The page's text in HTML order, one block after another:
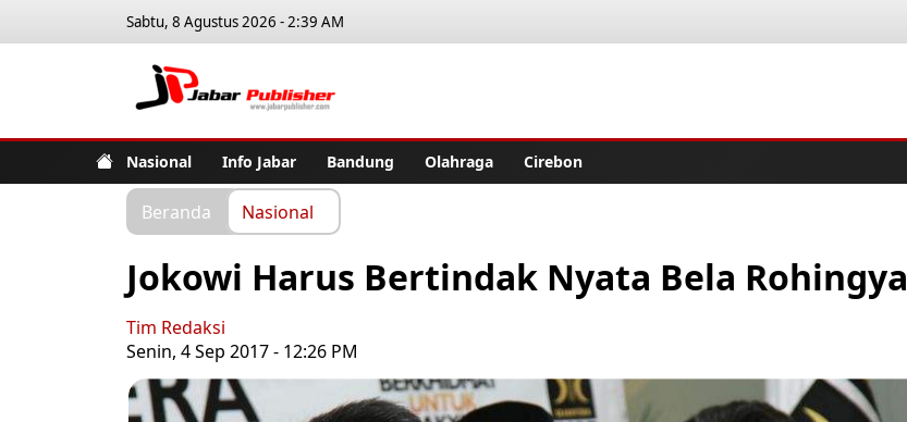
Sabtu, 8 Agustus 2026 - 2:39 AM
Nasional Info Jabar Bandung Olahraga Cirebon
Beranda Nasional
Jokowi Harus Bertindak Nyata Bela Rohingya
Tim Redaksi
Senin, 4 Sep 2017 - 12:26 PM